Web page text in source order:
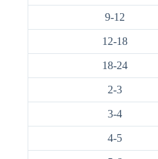
9-12
12-18
18-24
2-3
3-4
4-5